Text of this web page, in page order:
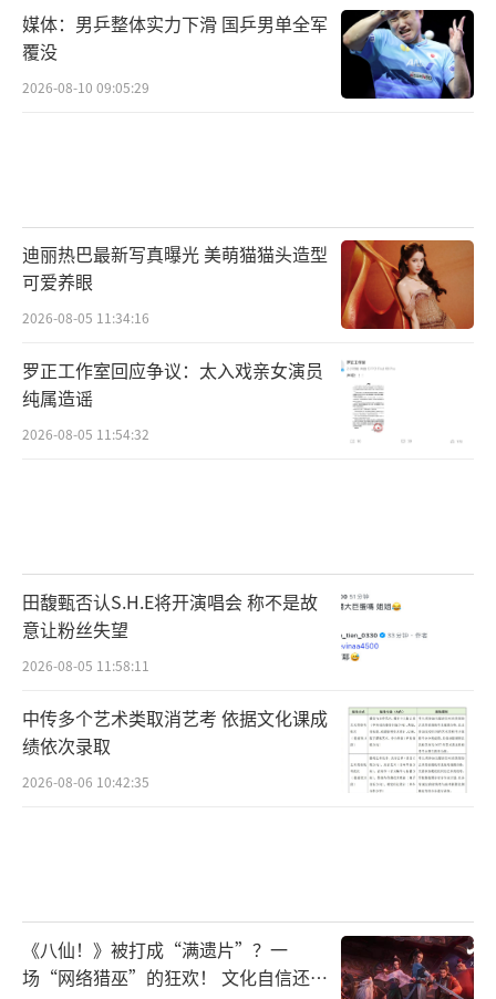
别致的人物关系，拉高观众对剧中角色的期待
值；而剧集所注入的青春、冒险、爱情等多种
元素，则将纪云禾与长意的感情线作深度延
打怪”模式的刻板印象，从而打造极爽极虐
的“反套路”剧情，助推该剧看点强势升级。
值得注意的是，《与君初相识》取材于东
方童话故事，并借力深刻蕴藉中国传统文化的
《山海经》，在其关于鲛人的典故中汲取故事
灵感，从而建造出宏大世界观架构。剧集在扎
观众，从而在远古神话与当下主流价值观的完
美结合中，带领观众从中汲取向上向善的力
量。让我们一起期待剧集上线揭秘。（责任编辑：
媒体：男乒整体实力下滑 国乒男单全军
覆没
2026-08-10 09:05:29
迪丽热巴最新写真曝光 美萌猫猫头造型
可爱养眼
2026-08-05 11:34:16
罗正工作室回应争议：太入戏亲女演员
纯属造谣
2026-08-05 11:54:32
田馥甄否认S.H.E将开演唱会 称不是故
意让粉丝失望
2026-08-05 11:58:11
中传多个艺术类取消艺考 依据文化课成
绩依次录取
2026-08-06 10:42:35
《八仙！》被打成“满遗片”？一
场“网络猎巫”的狂欢！ 文化自信还是